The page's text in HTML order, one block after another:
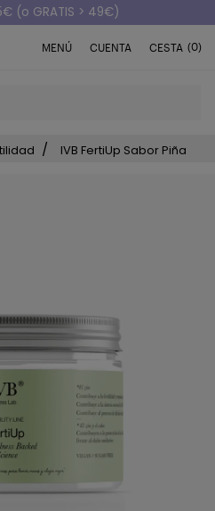
(o GRATIS > 49€)
MENÚ CUENTA CESTA (0)
IVB FertiUp Sabor Piña